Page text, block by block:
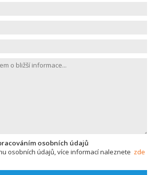
osobních údajů
osobních údajů, více informací naleznete zde